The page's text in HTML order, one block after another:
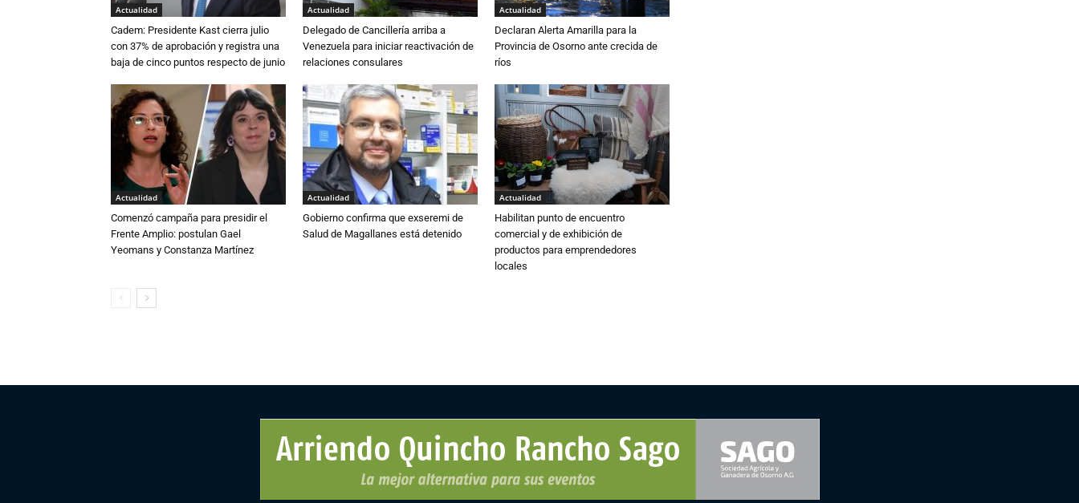
Actualidad
Cadem: Presidente Kast cierra julio
con 37% de aprobación y registra una
baja de cinco puntos respecto de junio
Actualidad
Delegado de Cancillería arriba a
Venezuela para iniciar reactivación de
relaciones consulares
Actualidad
Declaran Alerta Amarilla para la
Provincia de Osorno ante crecida de
ríos
Actualidad
Comenzó campaña para presidir el
Frente Amplio: postulan Gael
Yeomans y Constanza Martínez
Actualidad
Gobierno confirma que exseremi de
Salud de Magallanes está detenido
Actualidad
Habilitan punto de encuentro
comercial y de exhibición de
productos para emprendedores
locales